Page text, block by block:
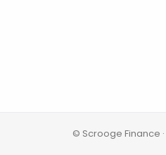
© Scrooge Finance ·